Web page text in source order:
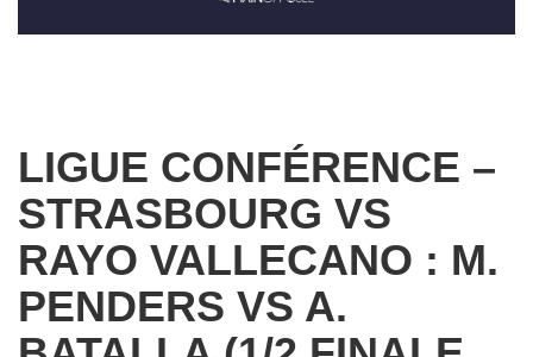
LIGUE CONFÉRENCE –
STRASBOURG VS
RAYO VALLECANO : M.
PENDERS VS A.